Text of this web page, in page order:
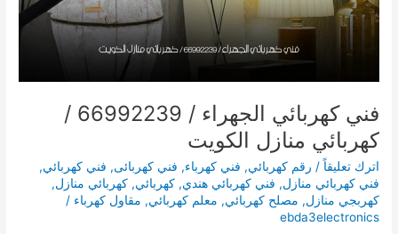
فني كهربائي الجهراء / 66992239 /
كهربائي منازل الكويت
اترك تعليقاً / رقم كهربائي, فني كهرباء, فني كهربائى, فني كهربائي,
فني كهربائي منازل, فني كهربائي هندي,كهربائي,كهربائي منازل,
كهربجي منازل, مصلح كهربائي, معلم كهربائي, مقاول كهرباء /
ebda3electronics